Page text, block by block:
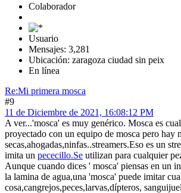
Colaborador
Usuario
Mensajes: 3,281
Ubicación: zaragoza ciudad sin peix
En línea
Re:Mi primera mosca
#9
11 de Diciembre de 2021, 16:08:12 PM
A ver...'mosca' es muy genérico. Mosca es
proyectado con un equipo de mosca pero hay
secas,ahogadas,ninfas..streamers.Eso es un
imita un pececillo.Se utilizan para cualquier
Aunque cuando dices ' mosca' piensas en un
la lamina de agua,una 'mosca' puede imitar
cosa,cangrejos,peces,larvas,dípteros,